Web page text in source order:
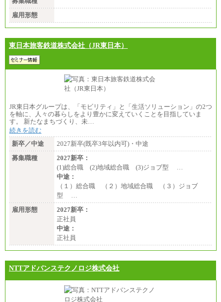
雇用形態
東日本旅客鉄道株式会社（JR東日本）
JR東日本グループは、「モビリティ」と「生活ソリューション」の2つ
を軸に、人々の暮らしをより豊かに変えていくことを目指していま
す。 新たなまちづくり、未…
続きを読む
新卒／中途
2027新卒(既卒3年以内可)・中途
募集職種
2027新卒：
(1)総合職 (2)地域総合職 (3)ジョブ型 …
中途：
（１）総合職 （２）地域総合職 （３）ジョブ
型 …
雇用形態
2027新卒：
正社員
中途：
正社員
NTTアドバンステクノロジ株式会社